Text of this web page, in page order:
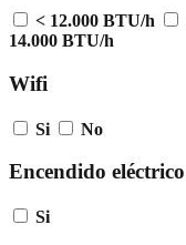
< 12.000 BTU/h
14.000 BTU/h
Wifi
Si No
Encendido eléctrico
Si